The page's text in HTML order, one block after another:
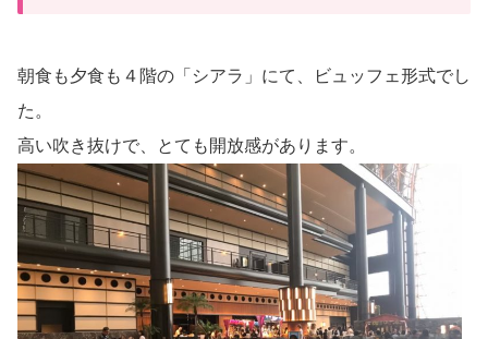
朝食も夕食も４階の「シアラ」にて、ビュッフェ形式でし
た。
高い吹き抜けで、とても開放感があります。